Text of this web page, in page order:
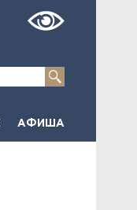
АФИША